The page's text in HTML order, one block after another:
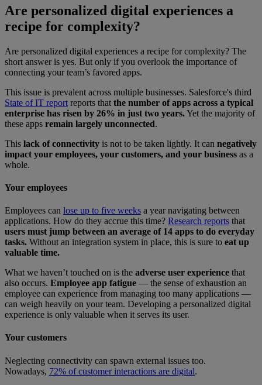
Are personalized digital experiences a
recipe for complexity?
Are personalized digital experiences a recipe for complexity? The
short answer is yes. But only if you overlook the importance of
connecting your team’s favored apps.
This issue is prevalent across multiple businesses. Salesforce's third
State of IT report reports that the number of apps across a typical
enterprise has risen by 26% in just two years.Yet the majority of
these apps remain largely unconnected.
This lack of connectivity is not to be taken lightly. It can negatively
impact your employees, your customers, and your business as a
whole.
Your employees
Employees can lose up to five weeks a year navigating between
applications. How do they accrue this time? Research reports that
users must jump between an average of 14 apps to do everyday
tasks. Without an integration system in place, this is sure to eat up
valuable time.
What we haven’t touched on is the adverse user experience that
also occurs. Employee app fatigue — the sense of exhaustion an
employee can experience from managing too many applications —
can weigh heavily on your team. Developing a personalized digital
experience is only valuable when it serves its user.
Your customers
Neglecting connectivity can spawn external issues too.
Nowadays, 72% of customer interactions are digital.